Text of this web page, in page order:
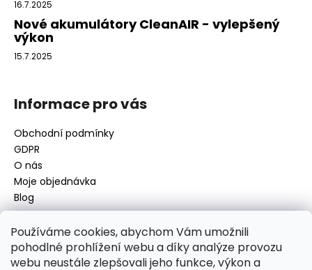
Používáme cookies, abychom Vám umožnili
pohodlné prohlížení webu a díky analýze provozu
webu neustále zlepšovali jeho funkce, výkon a
16.7.2025
Nové akumulátory CleanAIR - vylepšený
výkon
15.7.2025
Informace pro vás
Obchodní podmínky
GDPR
O nás
Moje objednávka
Blog
Kontakt